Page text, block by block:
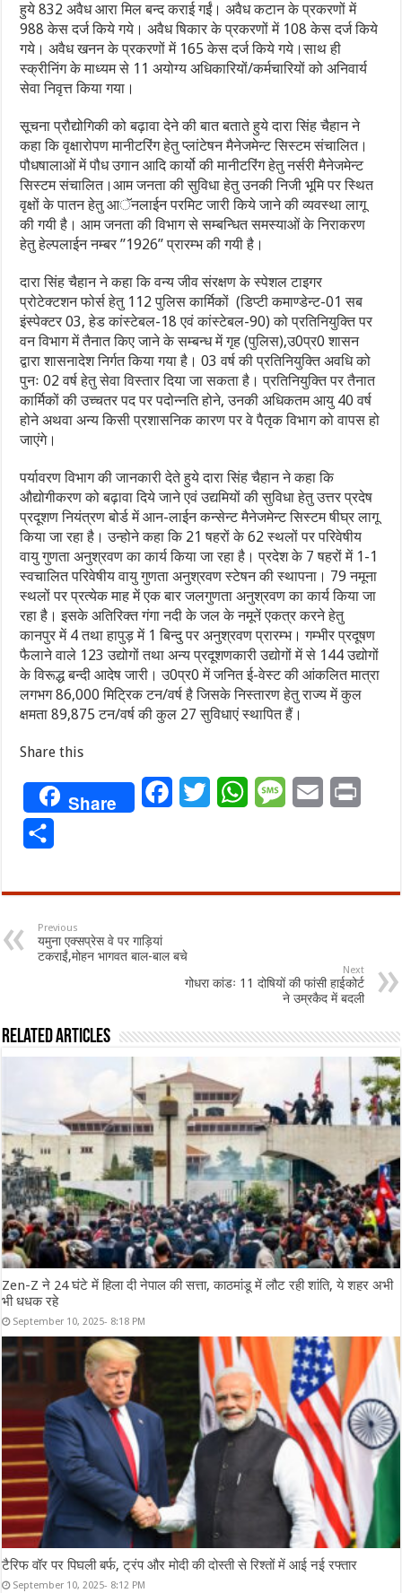
हुये 832 अवैध आरा मिल बन्द कराई गईं। अवैध कटान के प्रकरणों में
988 केस दर्ज किये गये। अवैध षिकार के प्रकरणों में 108 केस दर्ज किये
गये। अवैध खनन के प्रकरणों में 165 केस दर्ज किये गये।साथ ही
स्क्रीनिंग के माध्यम से 11 अयोग्य अधिकारियों/कर्मचारियों को अनिवार्य
सेवा निवृत्त किया गया।
सूचना प्रौद्योगिकी को बढ़ावा देने की बात बताते हुये दारा सिंह चैहान ने
कहा कि वृक्षारोपण मानीटरिंग हेतु प्लांटेषन मैनेजमेन्ट सिस्टम संचालित।
पौधषालाओं में पौध उगान आदि कार्यो की मानीटरिंग हेतु नर्सरी मैनेजमेन्ट
सिस्टम संचालित।आम जनता की सुविधा हेतु उनकी निजी भूमि पर स्थित
वृक्षों के पातन हेतु आॅनलाईन परमिट जारी किये जाने की व्यवस्था लागू
की गयी है। आम जनता की विभाग से सम्बन्धित समस्याओं के निराकरण
हेतु हेल्पलाईन नम्बर ’’1926’’ प्रारम्भ की गयी है।
दारा सिंह चैहान ने कहा कि वन्य जीव संरक्षण के स्पेशल टाइगर
प्रोटेक्टशन फोर्स हेतु 112 पुलिस कार्मिकों (डिप्टी कमाण्डेन्ट-01 सब
इंस्पेक्टर 03, हेड कांस्टेबल-18 एवं कांस्टेबल-90) को प्रतिनियुक्ति पर
वन विभाग में तैनात किए जाने के सम्बन्ध में गृह (पुलिस),उ0प्र0 शासन
द्वारा शासनादेश निर्गत किया गया है। 03 वर्ष की प्रतिनियुक्ति अवधि को
पुनः 02 वर्ष हेतु सेवा विस्तार दिया जा सकता है। प्रतिनियुक्ति पर तैनात
कार्मिकों की उच्चतर पद पर पदोन्नति होने, उनकी अधिकतम आयु 40 वर्ष
होने अथवा अन्य किसी प्रशासनिक कारण पर वे पैतृक विभाग को वापस हो
जाएंगे।
पर्यावरण विभाग की जानकारी देते हुये दारा सिंह चैहान ने कहा कि
औद्योगीकरण को बढ़ावा दिये जाने एवं उद्यमियों की सुविधा हेतु उत्तर प्रदेष
प्रदूशण नियंत्रण बोर्ड में आन-लाईन कन्सेन्ट मैनेजमेन्ट सिस्टम षीघ्र लागू
किया जा रहा है। उन्होने कहा कि 21 षहरों के 62 स्थलों पर परिवेषीय
वायु गुणता अनुश्रवण का कार्य किया जा रहा है। प्रदेश के 7 षहरों में 1-1
स्वचालित परिवेषीय वायु गुणता अनुश्रवण स्टेषन की स्थापना। 79 नमूना
स्थलों पर प्रत्येक माह में एक बार जलगुणता अनुश्रवण का कार्य किया जा
रहा है। इसके अतिरिक्त गंगा नदी के जल के नमूनें एकत्र करने हेतु
कानपुर में 4 तथा हापुड़ में 1 बिन्दु पर अनुश्रवण प्रारम्भ। गम्भीर प्रदूषण
फैलाने वाले 123 उद्योगों तथा अन्य प्रदूशणकारी उद्योगों में से 144 उद्योगों
के विरूद्ध बन्दी आदेष जारी। उ0प्र0 में जनित ई-वेस्ट की आंकलित मात्रा
लगभग 86,000 मिट्रिक टन/वर्ष है जिसके निस्तारण हेतु राज्य में कुल
क्षमता 89,875 टन/वर्ष की कुल 27 सुविधाएं स्थापित हैं।
Share this
Share FacebookTwitterWhatsAppMessageEmail
Previous
यमुना एक्सप्रेस वे पर गाड़ियां
टकराईं,मोहन भागवत बाल-बाल बचे
Next
गोधरा कांडः 11 दोषियों की फांसी हाईकोर्ट
ने उम्रकैद में बदली
Related Articles
Zen-Z ने 24 घंटे में हिला दी नेपाल की सत्ता, काठमांडू में लौट रही शांति, ये शहर अभी
भी धधक रहे
September 10, 2025- 8:18 PM
टैरिफ वॉर पर पिघली बर्फ, ट्रंप और मोदी की दोस्ती से रिश्तों में आई नई रफ्तार
September 10, 2025- 8:12 PM